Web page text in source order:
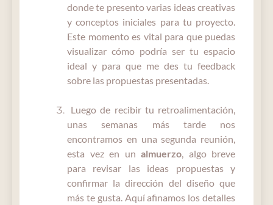
donde te presento varias ideas creativas
y conceptos iniciales para tu proyecto.
Este momento es vital para que puedas
visualizar cómo podría ser tu espacio
ideal y para que me des tu feedback
sobre las propuestas presentadas.
Luego de recibir tu retroalimentación,
unas semanas más tarde nos
encontramos en una segunda reunión,
esta vez en un almuerzo, algo breve
para revisar las ideas propuestas y
confirmar la dirección del diseño que
más te gusta. Aquí afinamos los detalles